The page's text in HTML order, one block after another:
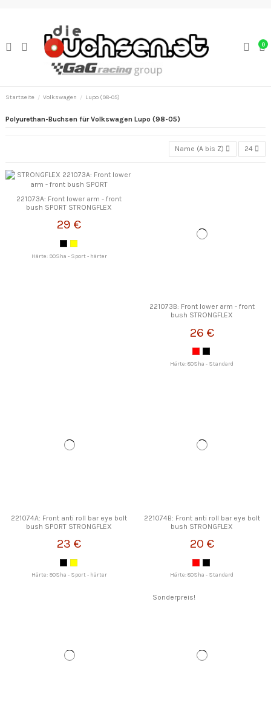
0
Startseite Volkswagen Lupo (98-05)
Polyurethan-Buchsen für Volkswagen Lupo (98-05)
Name (A bis Z) 24
221073A: Front lower arm - front
bush SPORT STRONGFLEX
29 €
Härte: 90Sha - Sport - härter
221073B: Front lower arm - front
bush STRONGFLEX
26 €
Härte: 80Sha - Standard
221074A: Front anti roll bar eye bolt
bush SPORT STRONGFLEX
23 €
Härte: 90Sha - Sport - härter
221074B: Front anti roll bar eye bolt
bush STRONGFLEX
20 €
Härte: 80Sha - Standard
Sonderpreis!